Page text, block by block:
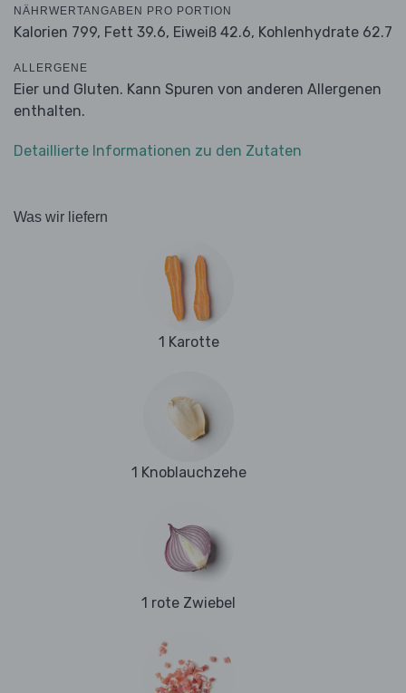
NÄHRWERTANGABEN PRO PORTION
Kalorien 799, Fett 39.6, Eiweiß 42.6, Kohlenhydrate 62.7
ALLERGENE
Eier und Gluten. Kann Spuren von anderen Allergenen
enthalten.
Detaillierte Informationen zu den Zutaten
Was wir liefern
1 Karotte
1 Knoblauchzehe
1 rote Zwiebel